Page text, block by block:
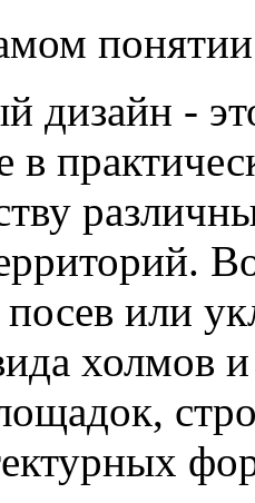
дизайн -
в
или
холмов